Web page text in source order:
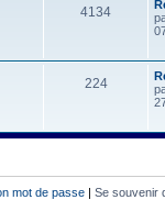
4134
224
mot de passe | Se souvenir